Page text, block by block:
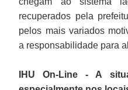
recuperados pela
pelos mais variados
a responsabilidade para
IHU On-Line - A